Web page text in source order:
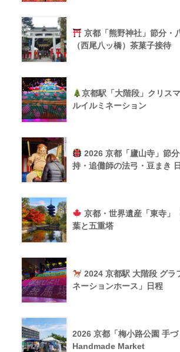
京都「熊野神社」節分・
（西尾八ッ橋）茶菓子接待
京都駅「大階段」クリス
ルイルミネーション
2026 京都「廬山寺」節
持・追儺師の法弓・豆まき
京都・世界遺産「東寺」
葉と五重塔
2024 京都駅 大階段 グラ
ネーションホース」日程
2026 京都「梅小路公園 手
Handmade Market